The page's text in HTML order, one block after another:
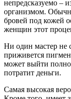
непредсказуемо –
организмом.
бровей под кожей
женщин этот
Ни один мастер не
приживется
может выйти
потратит деньги.
Самая высокая